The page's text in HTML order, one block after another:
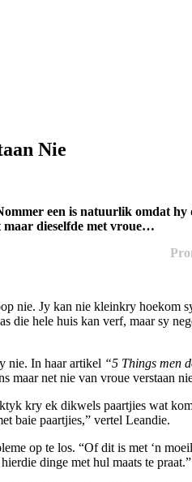
Nie
een is natuurlik omdat
maar dieselfde met vroue…
nie. Jy kan nie kleinkry
die hele huis kan verf, maar sy
nie. In haar artikel “5 Things men
maar net nie van vroue verstaan
kry ek dikwels paartjies wat
baie paartjies,” vertel Leandie.
op te los. “Of dit is met ‘n
dinge met hul maats te praat.”